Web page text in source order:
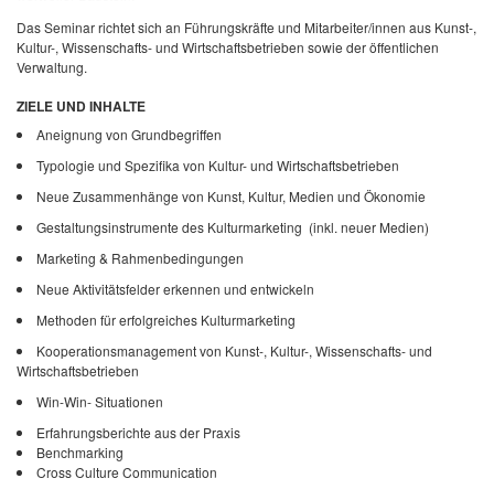
Das Seminar richtet sich an Führungskräfte und Mitarbeiter/innen aus Kunst-,
Kultur-, Wissenschafts- und Wirtschaftsbetrieben sowie der öffentlichen
Verwaltung.
ZIELE UND INHALTE
Aneignung von Grundbegriffen
Typologie und Spezifika von Kultur- und Wirtschaftsbetrieben
Neue Zusammenhänge von Kunst, Kultur, Medien und Ökonomie
Gestaltungsinstrumente des Kulturmarketing (inkl. neuer Medien)
Marketing & Rahmenbedingungen
Neue Aktivitätsfelder erkennen und entwickeln
Methoden für erfolgreiches Kulturmarketing
Kooperationsmanagement von Kunst-, Kultur-, Wissenschafts- und
Wirtschaftsbetrieben
Win-Win- Situationen
Erfahrungsberichte aus der Praxis
Benchmarking
Cross Culture Communication